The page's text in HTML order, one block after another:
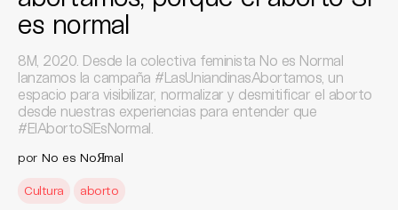
es normal
8M, 2020. Desde la colectiva feminista No es Normal
lanzamos la campaña #LasUniandinasAbortamos, un
espacio para visibilizar, normalizar y desmitificar el aborto
desde nuestras experiencias para entender que
#ElAbortoSíEsNormal.
por No es NoЯmal
Cultura aborto